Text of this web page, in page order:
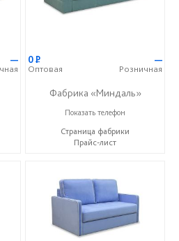
— 0Р
Оптовая
—
Розничная
Фабрика «Миндаль»
+7 (927) 630-62-82
Показать телефон
Страница фабрики
Прайс-лист